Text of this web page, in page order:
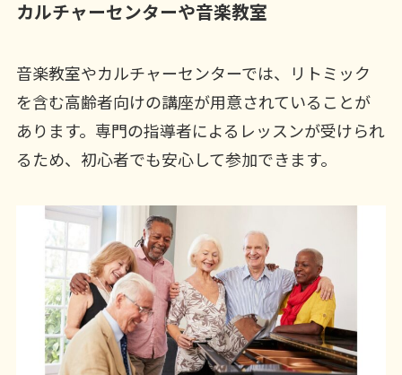
カルチャーセンターや音楽教室
音楽教室やカルチャーセンターでは、リトミック
を含む高齢者向けの講座が用意されていることが
あります。専門の指導者によるレッスンが受けられ
るため、初心者でも安心して参加できます。